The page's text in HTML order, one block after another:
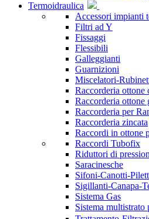
Termoidraulica
Accessori impianti
Filtri ad Y
Fissaggi
Flessibili
Galleggianti
Guarnizioni
Miscelatori-
Raccorderia ottone
Raccorderia ottone
Raccorderia per
Raccorderia zincata
Raccordi in ottone
Raccordi Tubofix
Riduttori di
Saracinesche
Sifoni-Canotti-
Sigillanti-Canapa-
Sistema Gas
Sistema multistrato